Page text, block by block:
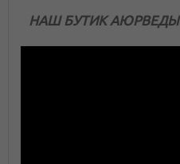
НАШ БУТИК АЮРВЕДЫ